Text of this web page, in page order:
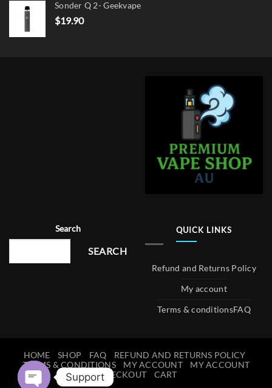
Sonder Q 2- Geekvape
$19.90
Search
SEARCH
QUICK LINKS
Refund and Returns Policy
My account
Terms & conditionsFAQ
HOME SHOP FAQ
REFUND AND RETURNS POLICY
TERMS & CONDITIONS
MY ACCOUNT
MY ACCOUNT
CHECKOUT
CART
Support